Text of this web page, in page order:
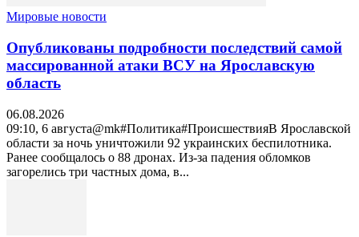
Мировые новости
Опубликованы подробности последствий самой
массированной атаки ВСУ на Ярославскую
область
06.08.2026
09:10, 6 августа@mk#Политика#ПроисшествияВ Ярославской
области за ночь уничтожили 92 украинских беспилотника.
Ранее сообщалось о 88 дронах. Из-за падения обломков
загорелись три частных дома, в...